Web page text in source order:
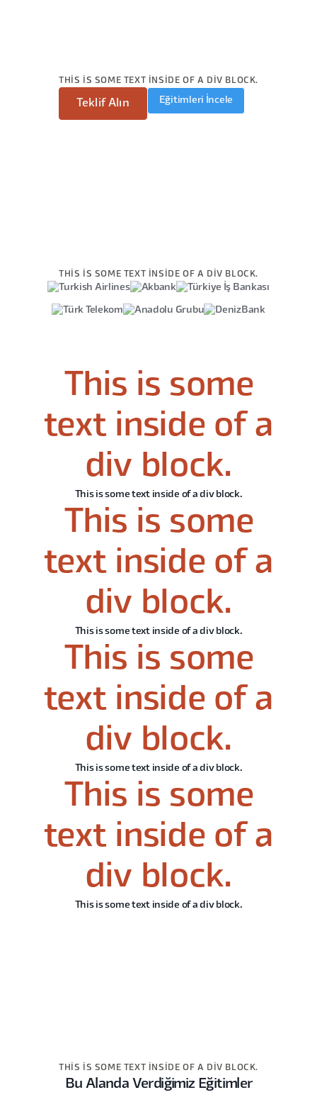
THIS IS SOME TEXT INSIDE OF A DIV BLOCK.
Teklif Alın Eğitimleri İncele
THIS IS SOME TEXT INSIDE OF A DIV BLOCK.
This is some
text inside of a
div block.
This is some text inside of a div block.
This is some
text inside of a
div block.
This is some text inside of a div block.
This is some
text inside of a
div block.
This is some text inside of a div block.
This is some
text inside of a
div block.
This is some text inside of a div block.
THIS IS SOME TEXT INSIDE OF A DIV BLOCK.
Bu Alanda Verdiğimiz Eğitimler